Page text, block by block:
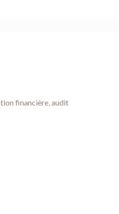
financière, audit